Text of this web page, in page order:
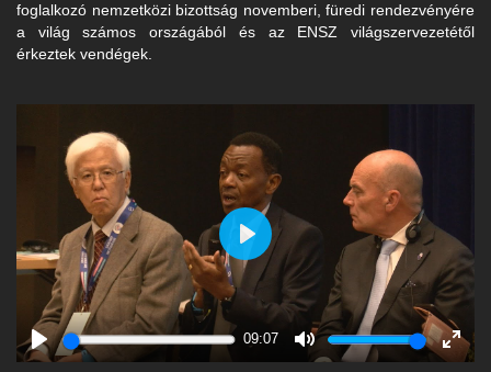
foglalkozó nemzetközi bizottság novemberi, füredi rendezvényére
a világ számos országából és az ENSZ világszervezetétől
érkeztek vendégek.
Play
09:07
Mute
Enter
Play